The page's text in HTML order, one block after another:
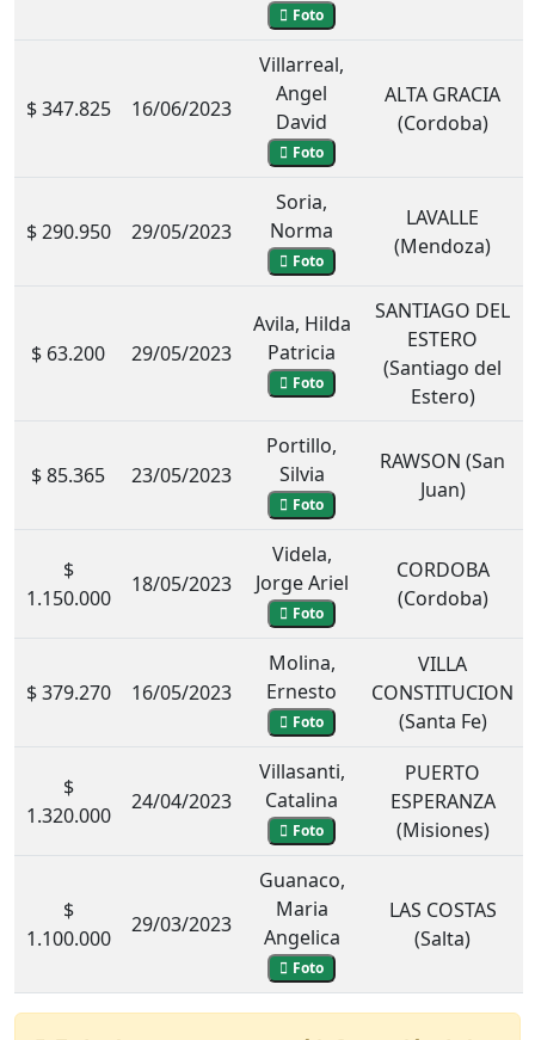
Foto
$ 347.825 16/06/2023
Villarreal,
Angel
David
Foto
ALTA GRACIA
(Cordoba)
$ 290.950 29/05/2023
Soria,
Norma
Foto
LAVALLE
(Mendoza)
$ 63.200 29/05/2023
Avila, Hilda
Patricia
Foto
SANTIAGO DEL
ESTERO
(Santiago del
Estero)
$ 85.365 23/05/2023
Portillo,
Silvia
Foto
RAWSON (San
Juan)
$
1.150.000
18/05/2023
Videla,
Jorge Ariel
Foto
CORDOBA
(Cordoba)
$ 379.270 16/05/2023
Molina,
Ernesto
Foto
VILLA
CONSTITUCION
(Santa Fe)
$
1.320.000
24/04/2023
Villasanti,
Catalina
Foto
PUERTO
ESPERANZA
(Misiones)
$
1.100.000
29/03/2023
Guanaco,
Maria
Angelica
Foto
LAS COSTAS
(Salta)